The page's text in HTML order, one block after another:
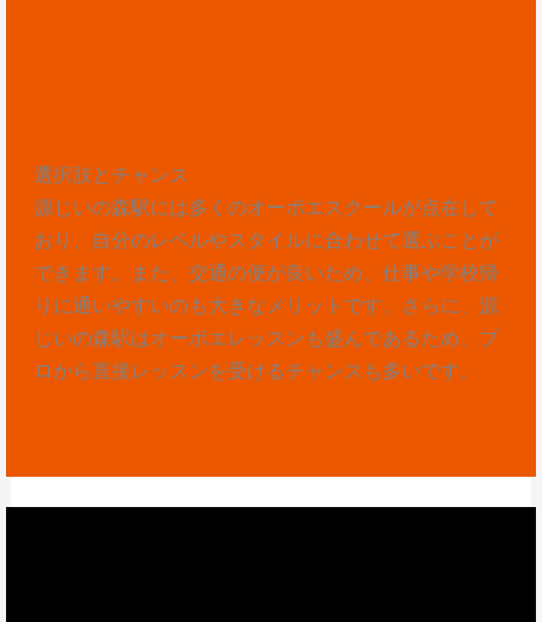
選択肢とチャンス
源じいの森駅には多くのオーボエスクールが点在して
おり、自分のレベルやスタイルに合わせて選ぶことが
できます。また、交通の便が良いため、仕事や学校帰
りに通いやすいのも大きなメリットです。さらに、源
じいの森駅はオーボエレッスンも盛んであるため、プ
ロから直接レッスンを受けるチャンスも多いです。